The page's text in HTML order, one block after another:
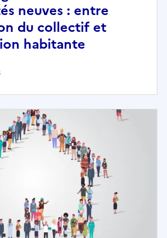
neuves : entre
du collectif et
habitante